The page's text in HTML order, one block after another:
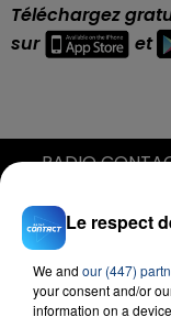
Téléchargez
sur
et
Le respect
We and our (447)
your consent and/or
information on a